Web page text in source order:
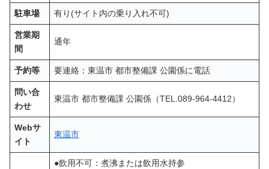
駐車場 有り(サイト内の乗り入れ不可)
営業期
間
通年
予約等 要連絡：東温市 都市整備課 公園係に電話
問い合
わせ
東温市 都市整備課 公園係（TEL.089-964-4412）
Webサ
イト
東温市
●飲用不可：煮沸または飲用水持参